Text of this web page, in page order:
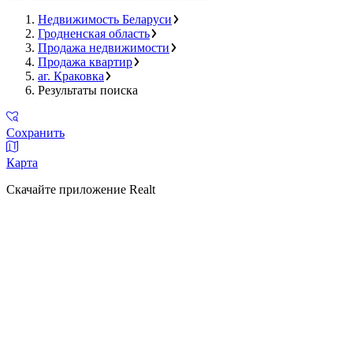
Недвижимость Беларуси
Гродненская область
Продажа недвижимости
Продажа квартир
аг. Краковка
Результаты поиска
Сохранить
Карта
Скачайте приложение Realt